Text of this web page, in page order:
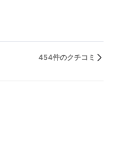
454件のクチコミ